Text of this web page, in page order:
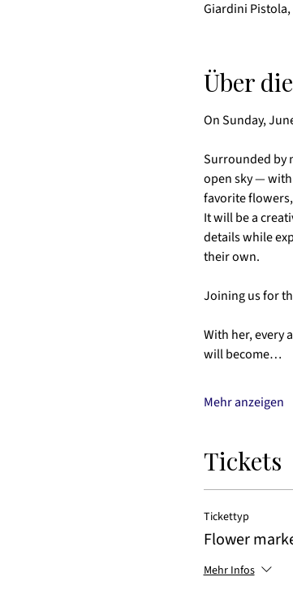
Giardini Pistola,
Über
On Sunday,
Surrounded by
open sky —
favorite
It will be a
details while
their own.
Joining us for
With her, every
will become…
Mehr anzeigen
Tickets
Tickettyp
Flower
Mehr Infos